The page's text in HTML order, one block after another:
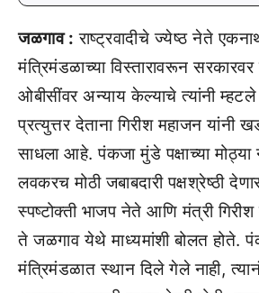
जळगाव : राष्ट्रवादीचे ज्येष्ठ नेते
मंत्रिमंडळाच्या विस्तारावरून सरकारवर
ओबीसींवर अन्याय केल्याचे त्यांनी म्हटले
प्रत्युत्तर देताना गिरीश महाजन यांनी
साधला आहे. पंकजा मुंडे पक्षाच्या मोठ्या
लवकरच मोठी जबाबदारी पक्षश्रेष्ठी
स्पष्टोक्ती भाजप नेते आणि मंत्री गिरीश
ते जळगाव येथे माध्यमांशी बोलत होते.
मंत्रिमंडळात स्थान दिले गेले नाही,